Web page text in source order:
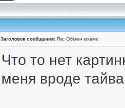
Заголовок сообщения: Re: Обмен мхами
Что то нет
меня вроде